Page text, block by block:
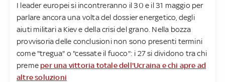
I leader europei si incontreranno il 30 e il 31 maggio per
parlare ancora una volta del dossier energetico, degli
aiuti militari a Kiev e della crisi del grano. Nella bozza
provvisoria delle conclusioni non sono presenti termini
come "tregua" o "cessate il fuoco": i 27 si dividono tra chi
preme per una vittoria totale dell'Ucraina e chi apre ad
altre soluzioni